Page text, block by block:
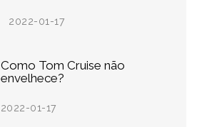
2022-01-17
Como Tom Cruise não
envelhece?
2022-01-17